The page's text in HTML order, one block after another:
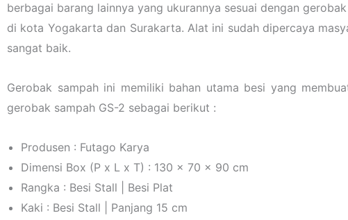
berbagai barang lainnya yang ukurannya sesuai dengan
di kota Yogakarta dan Surakarta. Alat ini sudah dipercaya
sangat baik.
Gerobak sampah ini memiliki bahan utama besi yang
gerobak sampah GS-2 sebagai berikut :
Produsen : Futago Karya
Dimensi Box (P x L x T) : 130 x 70 x 90 cm
Rangka : Besi Stall | Besi Plat
Kaki : Besi Stall | Panjang 15 cm